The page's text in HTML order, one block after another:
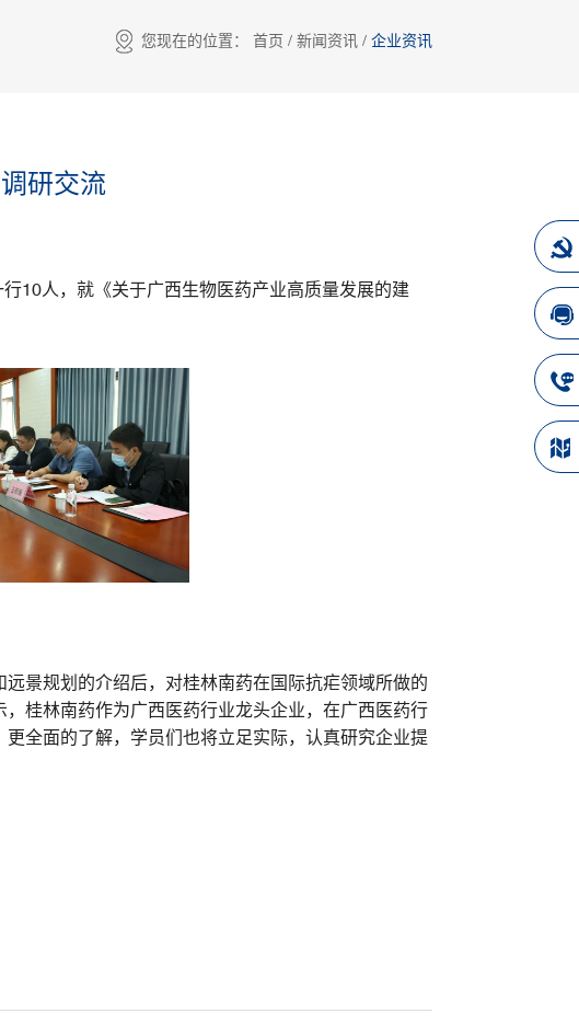
您现在的位置： 首页 / 新闻资讯 / 企业资讯
研交流
10人，就《关于广西生物医药产业高质量发展的建
景规划的介绍后，对桂林南药在国际抗疟领域所做的
桂林南药作为广西医药行业龙头企业，在广西医药行
全面的了解，学员们也将立足实际，认真研究企业提